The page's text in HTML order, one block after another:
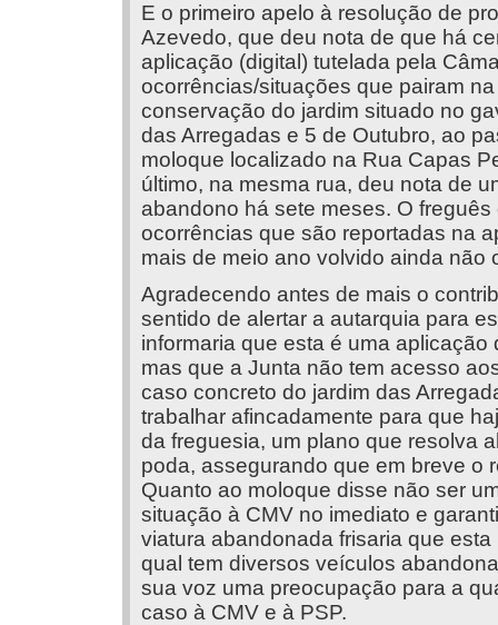
E o primeiro apelo à resolução de
Azevedo, que deu nota de que há
aplicação (digital) tutelada pela
ocorrências/situações que pairam
conservação do jardim situado no
das Arregadas e 5 de Outubro, ao
moloque localizado na Rua Capas
último, na mesma rua, deu nota de
abandono há sete meses. O
ocorrências que são reportadas na
mais de meio ano volvido ainda não
Agradecendo antes de mais o
sentido de alertar a autarquia para
informaria que esta é uma
mas que a Junta não tem acesso
caso concreto do jardim das
trabalhar afincadamente para que
da freguesia, um plano que resolva
poda, assegurando que em breve o
Quanto ao moloque disse não ser
situação à CMV no imediato e
viatura abandonada frisaria que
qual tem diversos veículos
sua voz uma preocupação para a
caso à CMV e à PSP.